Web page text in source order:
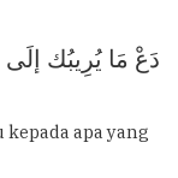
دَعْ مَا يُرِيبُك إلَى
apa yang